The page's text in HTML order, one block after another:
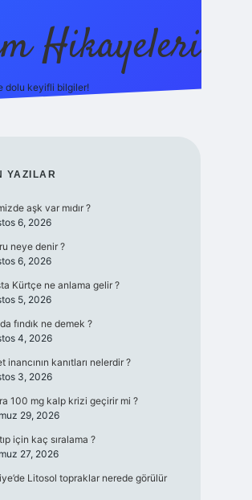
Hikayeleri
dolu keyifli bilgiler!
YAZILAR
aşk var mıdır ?
6, 2026
neye denir ?
6, 2026
Kürtçe ne anlama gelir ?
5, 2026
fındık ne demek ?
4, 2026
inancının kanıtları nelerdir ?
3, 2026
100 mg kalp krizi geçirir mi ?
29, 2026
için kaç sıralama ?
27, 2026
Litosol topraklar nerede görülür